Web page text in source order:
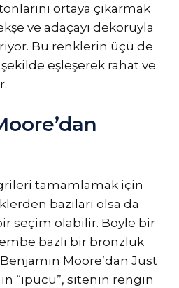
ortaya çıkarmak
ve adaçayı dekoruyla
Bu renklerin üçü de
eşleşerek rahat ve
tamamlamak için
bazıları olsa da
seçim olabilir. Böyle bir
bazlı bir bronzluk
Benjamin Moore’dan Just
“ipucu”, sitenin rengin